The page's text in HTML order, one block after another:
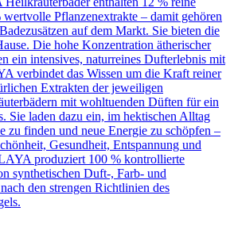
Pflanzenextrakte – damit gehören
auf dem Markt. Sie bieten die
Die hohe Konzentration ätherischer
ein intensives, naturreines Dufterlebnis mit
verbindet das Wissen um die Kraft reiner
Extrakten der jeweiligen
mit wohltuenden Düften für ein
Sie laden dazu ein, im hektischen Alltag
zu finden und neue Energie zu schöpfen –
Gesundheit, Entspannung und
produziert 100 % kontrollierte
synthetischen Duft-, Farb- und
den strengen Richtlinien des